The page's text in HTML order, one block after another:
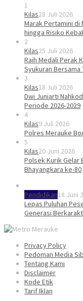
1
Kilas28 Juli 2026
Marak Pertamini di
hingga Risiko
2
Kilas25 Juli 2026
Raih Medali Perak
Syukuran Bersama
3
Kilas18 Juli 2026
Dwi Juniarti
Periode 2026-2029
4
Kilas9 Juli 2026
Polres Merauke
5
Kilas20 Juni 2026
Polsek Kurik Gelar
Bhayangkara ke-80
Pendidikan18 Juni
Lepas Puluhan
Generasi
Privacy Policy
Pedoman Media
Tentang Kami
Disclaimer
Kode Etik
Tarif Iklan